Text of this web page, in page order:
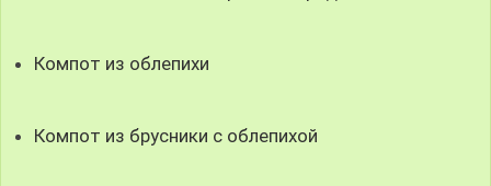
Компот из облепихи
Компот из брусники с облепихой